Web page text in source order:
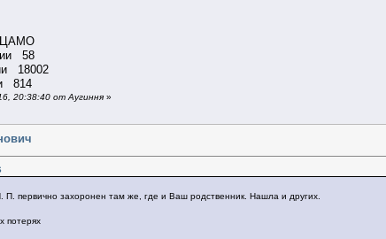
ЦАМО
58
18002
814
20:38:40 от Аугиння »
захоронен там же, где и Ваш родственник. Нашла и других.
потерях